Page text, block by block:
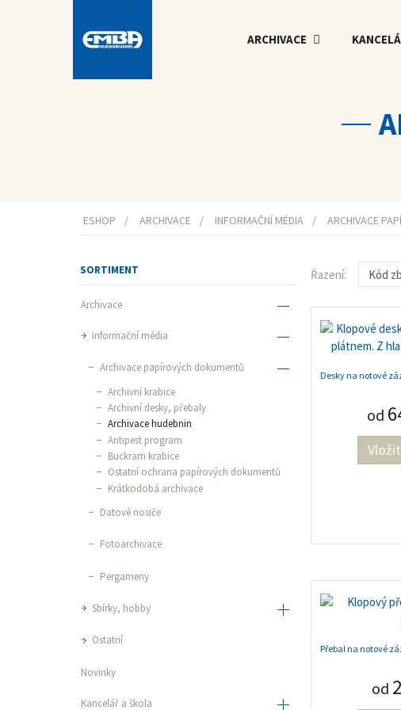
ARCHIVACE
ESHOP ARCHIVACE INFORMAČNÍ MÉDIA ARCHIVACE
Řazení: Kód
Desky na notové
od
Přebal na notové
od
SORTIMENT
Archivace
Informační média
Archivace papírových dokumentů
Archivní krabice
Archivní desky, přebaly
Archivace hudebnin
Antipest program
Buckram krabice
Ostatní ochrana papírových dokumentů
Krátkodobá archivace
Datové nosiče
Fotoarchivace
Pergameny
Sbírky, hobby
Ostatní
Novinky
Kancelář a škola